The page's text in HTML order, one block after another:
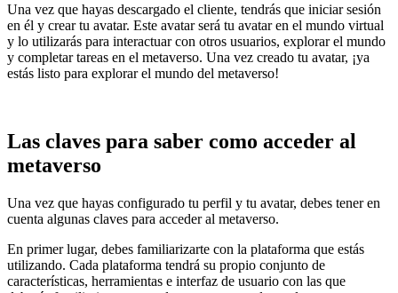
Una vez que hayas descargado el cliente, tendrás que iniciar sesión
en él y crear tu avatar. Este avatar será tu avatar en el mundo virtual
y lo utilizarás para interactuar con otros usuarios, explorar el mundo
y completar tareas en el metaverso. Una vez creado tu avatar, ¡ya
estás listo para explorar el mundo del metaverso!
Las claves para saber como acceder al
metaverso
Una vez que hayas configurado tu perfil y tu avatar, debes tener en
cuenta algunas claves para acceder al metaverso.
En primer lugar, debes familiarizarte con la plataforma que estás
utilizando. Cada plataforma tendrá su propio conjunto de
características, herramientas e interfaz de usuario con las que